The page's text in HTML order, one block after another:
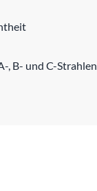
, B- und C-Strahlen